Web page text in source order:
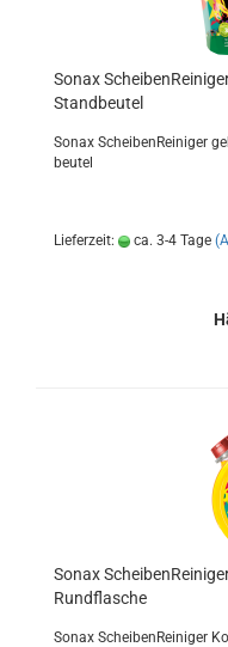
Sonax
Stand­beu­tel
Sonax Schei­ben­Rei­ni­ger
beu­tel
Lieferzeit: ca. 3-4 Tage
Sonax
Rund­fla­sche
Sonax Schei­ben­Rei­ni­ger